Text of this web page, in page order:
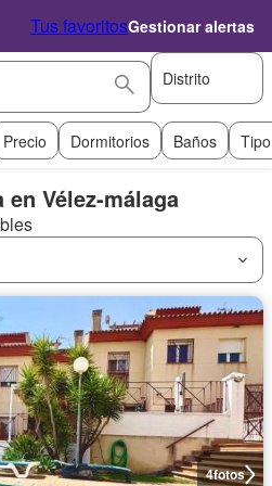
Tus favoritosGestionar alertas
Distrito
Precio Dormitorios Baños
Vélez-málaga
4fotos